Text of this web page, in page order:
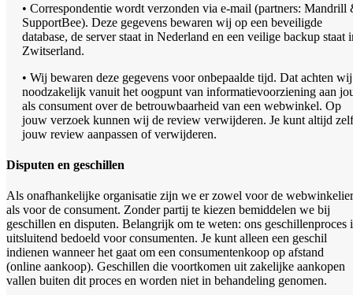
• Correspondentie wordt verzonden via e-mail (partners: Mandrill
SupportBee). Deze gegevens bewaren wij op een beveiligde
database, de server staat in Nederland en een veilige backup staat
Zwitserland.
• Wij bewaren deze gegevens voor onbepaalde tijd. Dat achten wij
noodzakelijk vanuit het oogpunt van informatievoorziening aan
als consument over de betrouwbaarheid van een webwinkel. Op
jouw verzoek kunnen wij de review verwijderen. Je kunt altijd zelf
jouw review aanpassen of verwijderen.
Disputen en geschillen
Als onafhankelijke organisatie zijn we er zowel voor de webwinkelier
als voor de consument. Zonder partij te kiezen bemiddelen we bij
geschillen en disputen. Belangrijk om te weten: ons geschillenproces
uitsluitend bedoeld voor consumenten. Je kunt alleen een geschil
indienen wanneer het gaat om een consumentenkoop op afstand
(online aankoop). Geschillen die voortkomen uit zakelijke aankopen
vallen buiten dit proces en worden niet in behandeling genomen.